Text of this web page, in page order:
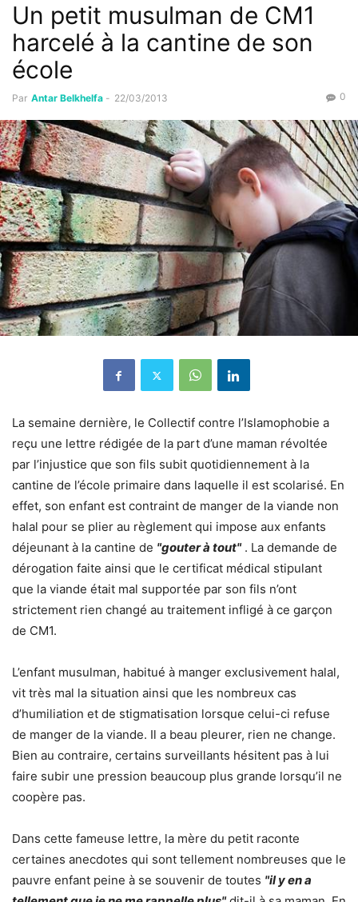
Un petit musulman de CM1
harcelé à la cantine de son
école
Par Antar Belkhelfa - 22/03/2013 0
La semaine dernière, le Collectif contre l’Islamophobie a
reçu une lettre rédigée de la part d’une maman révoltée
par l’injustice que son fils subit quotidiennement à la
cantine de l’école primaire dans laquelle il est scolarisé. En
effet, son enfant est contraint de manger de la viande non
halal pour se plier au règlement qui impose aux enfants
déjeunant à la cantine de "gouter à tout" . La demande de
dérogation faite ainsi que le certificat médical stipulant
que la viande était mal supportée par son fils n’ont
strictement rien changé au traitement infligé à ce garçon
de CM1.
L’enfant musulman, habitué à manger exclusivement halal,
vit très mal la situation ainsi que les nombreux cas
d’humiliation et de stigmatisation lorsque celui-ci refuse
de manger de la viande. Il a beau pleurer, rien ne change.
Bien au contraire, certains surveillants hésitent pas à lui
faire subir une pression beaucoup plus grande lorsqu’il ne
coopère pas.
Dans cette fameuse lettre, la mère du petit raconte
certaines anecdotes qui sont tellement nombreuses que le
pauvre enfant peine à se souvenir de toutes "il y en a